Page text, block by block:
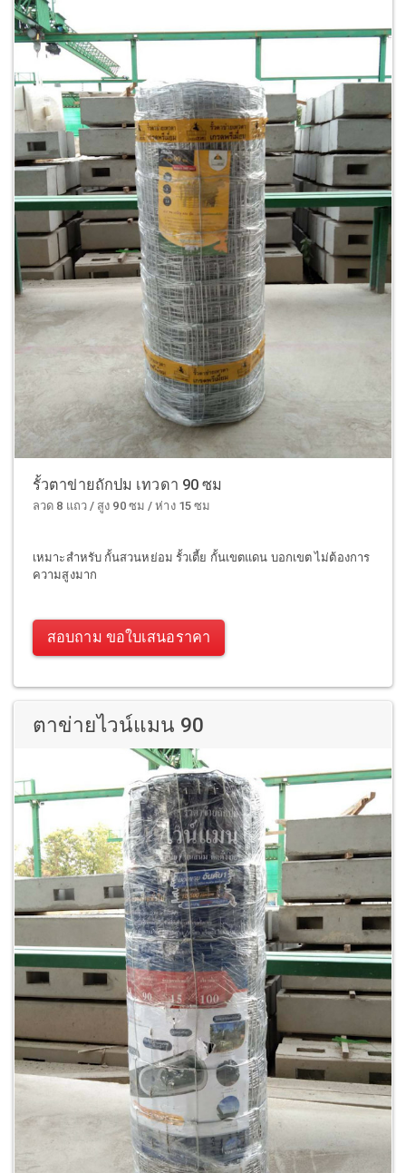
รั้วตาข่ายถักปม เทวดา 90 ซม
ลวด 8 แถว / สูง 90 ซม / ห่าง 15 ซม
เหมาะสำหรับ กั้นสวนหย่อม รั้วเตี้ย กั้นเขตแดน บอกเขต ไม่ต้องการ
ความสูงมาก
สอบถาม ขอใบเสนอราคา
ตาข่ายไวน์แมน 90